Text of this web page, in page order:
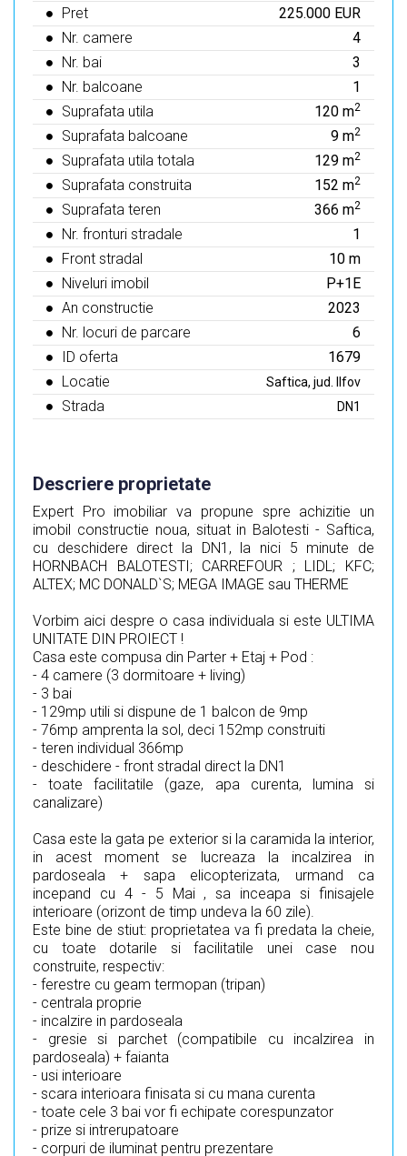
Pret
225.000 EUR
Nr. camere
4
Nr. bai
3
Nr. balcoane
1
Suprafata utila
120 m2
Suprafata balcoane 9 m2
Suprafata utila totala 129 m2
Suprafata construita 152 m2
Suprafata teren 366 m2
Nr. fronturi stradale
1
Front stradal
10 m
Niveluri imobil
P+1E
An constructie
2023
Nr. locuri de parcare
6
ID oferta
1679
Locatie
Saftica, jud. Ilfov
Strada DN1
Descriere proprietate
Expert Pro imobiliar va propune spre achizitie un
imobil constructie noua, situat in Balotesti - Saftica,
cu deschidere direct la DN1, la nici 5 minute de
HORNBACH BALOTESTI; CARREFOUR ; LIDL; KFC;
ALTEX; MC DONALD`S; MEGA IMAGE sau THERME
Vorbim aici despre o casa individuala si este ULTIMA
UNITATE DIN PROIECT !
Casa este compusa din Parter + Etaj + Pod :
- 4 camere (3 dormitoare + living)
- 3 bai
- 129mp utili si dispune de 1 balcon de 9mp
- 76mp amprenta la sol, deci 152mp construiti
- teren individual 366mp
- deschidere - front stradal direct la DN1
- toate facilitatile (gaze, apa curenta, lumina si
canalizare)
Casa este la gata pe exterior si la caramida la interior,
in acest moment se lucreaza la incalzirea in
pardoseala + sapa elicopterizata, urmand ca
incepand cu 4 - 5 Mai , sa inceapa si finisajele
interioare (orizont de timp undeva la 60 zile).
Este bine de stiut: proprietatea va fi predata la cheie,
cu toate dotarile si facilitatile unei case nou
construite, respectiv:
- ferestre cu geam termopan (tripan)
- centrala proprie
- incalzire in pardoseala
- gresie si parchet (compatibile cu incalzirea in
pardoseala) + faianta
- usi interioare
- scara interioara finisata si cu mana curenta
- toate cele 3 bai vor fi echipate corespunzator
- prize si intrerupatoare
- corpuri de iluminat pentru prezentare